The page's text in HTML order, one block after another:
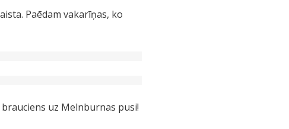
Paēdam vakarīņas, ko
uz Melnburnas pusi!